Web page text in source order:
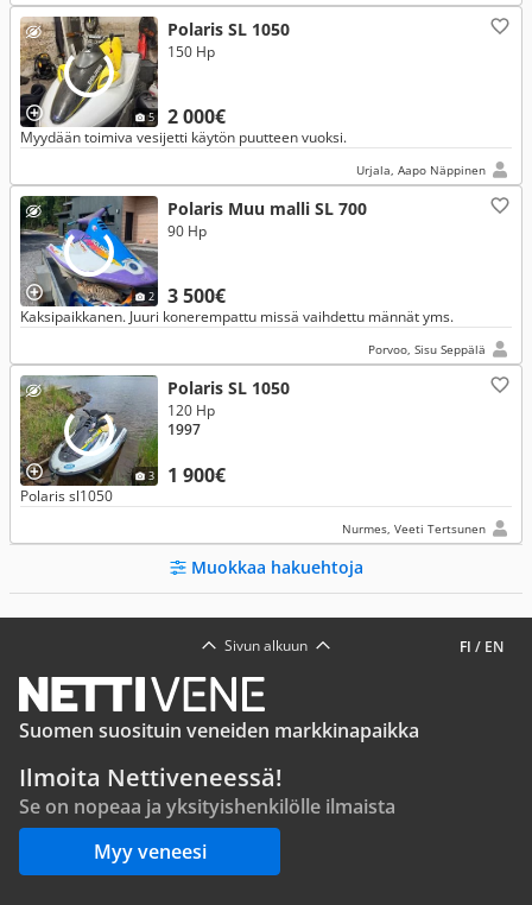
5
Polaris SL 1050
2 000€
150 Hp
Myydään toimiva vesijetti käytön puutteen vuoksi.
Urjala, Aapo Näppinen
2
Polaris Muu malli SL 700
3 500€
90 Hp
Kaksipaikkanen. Juuri konerempattu missä vaihdettu männät yms.
Porvoo, Sisu Seppälä
3
Polaris SL 1050
1 900€
120 Hp
1997
Polaris sl1050
Nurmes, Veeti Tertsunen
Muokkaa hakuehtoja
FI / EN
Sivun alkuun
Suomen suosituin veneiden markkinapaikka
Ilmoita Nettiveneessä!
Se on nopeaa ja yksityishenkilölle ilmaista
Myy veneesi